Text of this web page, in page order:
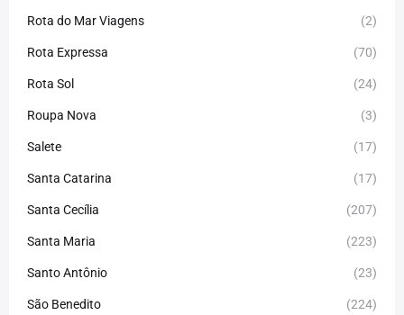
Rota do Mar Viagens (2)
Rota Expressa (70)
Rota Sol (24)
Roupa Nova (3)
Salete (17)
Santa Catarina (17)
Santa Cecília (207)
Santa Maria (223)
Santo Antônio (23)
São Benedito (224)